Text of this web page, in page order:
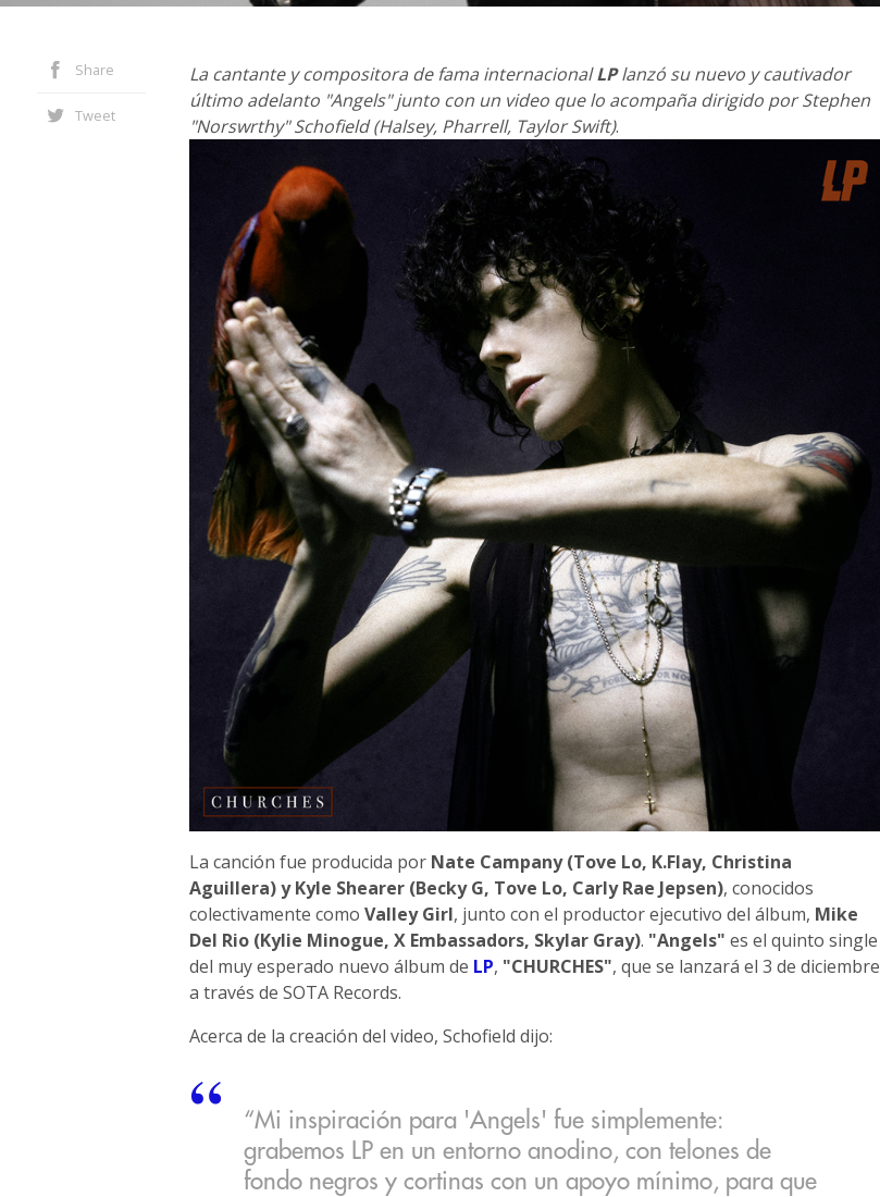
Share
Tweet
La cantante y compositora de fama internacionalLPlanzó su nuevo y cautivador
último adelanto "Angels" junto con un video que lo acompaña dirigido por Stephen
"Norswrthy" Schofield (Halsey, Pharrell, Taylor Swift).
La canción fue producida por Nate Campany (Tove Lo, K.Flay, Christina
Aguillera) y Kyle Shearer (Becky G, Tove Lo, Carly Rae Jepsen), conocidos
colectivamente como Valley Girl, junto con el productor ejecutivo del álbum, Mike
Del Rio (Kylie Minogue, X Embassadors, Skylar Gray). "Angels" es el quinto single
del muy esperado nuevo álbum de LP, "CHURCHES", que se lanzará el 3 de diciembre
a través de SOTA Records.
Acerca de la creación del video, Schofield dijo:
“Mi inspiración para 'Angels' fue simplemente:
grabemos LP en un entorno anodino, con telones de
fondo negros y cortinas con un apoyo mínimo, para que